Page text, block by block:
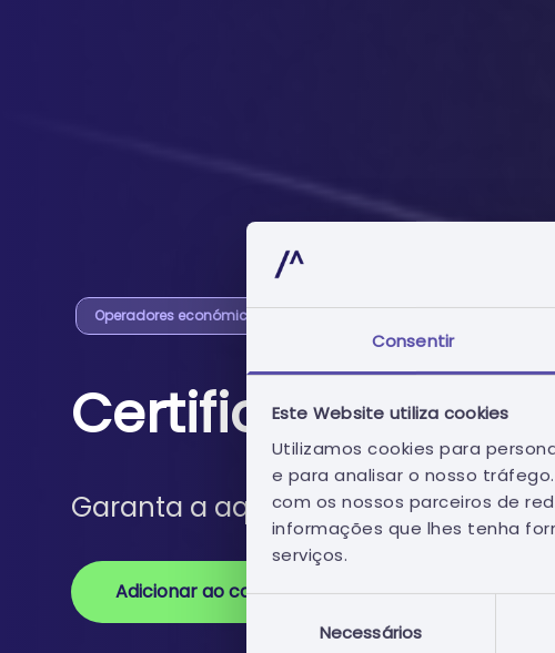
Consentir
Este Website utiliza cookies
Utilizamos cookies para
e para analisar o nosso
com os nossos parceiros de
informações que lhes tenha
serviços.
Necessários
Operadores económicos
Certificados
Garanta a aquisição dos
Adicionar ao carrinho